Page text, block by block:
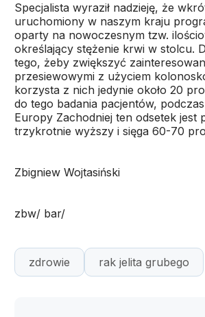
Specjalista wyraził nadzieję, że
uruchomiony w naszym kraju
oparty na nowoczesnym tzw.
określający stężenie krwi w stolcu.
tego, żeby zwiększyć
przesiewowymi z użyciem
korzysta z nich jedynie około 20
do tego badania pacjentów,
Europy Zachodniej ten odsetek jest
trzykrotnie wyższy i sięga 60-70
Zbigniew Wojtasiński
zbw/ bar/
zdrowie rak jelita grubego